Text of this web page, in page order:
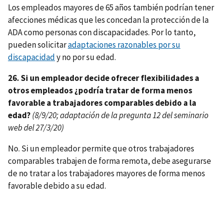
Los empleados mayores de 65 años también podrían tener
afecciones médicas que les concedan la protección de la
ADA como personas con discapacidades. Por lo tanto,
pueden solicitaradaptaciones razonables por su
discapacidady no por su edad.
26. Si un empleador decide ofrecer flexibilidades a
otros empleados ¿podría tratar de forma menos
favorable a trabajadores comparables debido a la
edad? (8/9/20; adaptación de la pregunta 12 del seminario
web del 27/3/20)
No. Si un empleador permite que otros trabajadores
comparables trabajen de forma remota, debe asegurarse
de no tratar a los trabajadores mayores de forma menos
favorable debido a su edad.